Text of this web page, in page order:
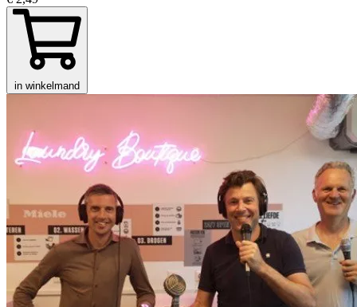
in winkelmand